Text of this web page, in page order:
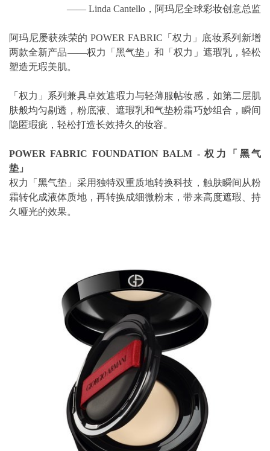
—— Linda Cantello，阿玛尼全球彩妆创意总监
阿玛尼屡获殊荣的 POWER FABRIC「权力」底妆系列新增
两款全新产品——权力「黑气垫」和「权力」遮瑕乳，轻松
塑造无瑕美肌。
「权力」系列兼具卓效遮瑕力与轻薄服帖妆感，如第二层肌
肤般均匀剔透，粉底液、遮瑕乳和气垫粉霜巧妙组合，瞬间
隐匿瑕疵，轻松打造长效持久的妆容。
POWER FABRIC FOUNDATION BALM - 权力「黑气
垫」
权力「黑气垫」采用独特双重质地转换科技，触肤瞬间从粉
霜转化成液体质地，再转换成细微粉末，带来高度遮瑕、持
久哑光的效果。